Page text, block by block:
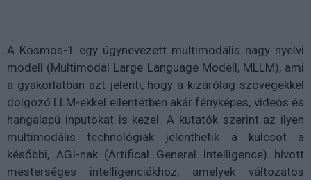
A Kosmos-1 egy úgynevezett multimodális nagy nyelvi
modell (Multimodal Large Language Modell, MLLM), ami
a gyakorlatban azt jelenti, hogy a kizárólag szövegekkel
dolgozó LLM-ekkel ellentétben akár fényképes, videós és
hangalapú inputokat is kezel. A kutatók szerint az ilyen
multimodális technológiák jelenthetik a kulcsot a
későbbi, AGI-nak (Artifical General Intelligence) hívott
mesterséges intelligenciákhoz, amelyek változatos